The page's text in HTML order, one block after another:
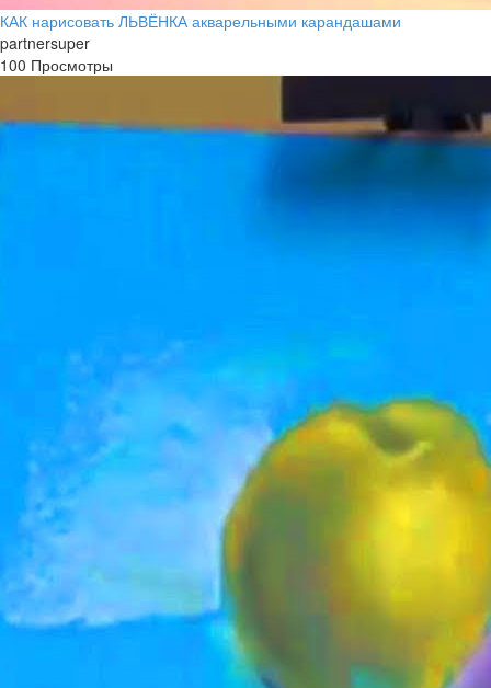
КАК нарисовать ЛЬВЁНКА акварельными карандашами
partnersuper
100 Просмотры